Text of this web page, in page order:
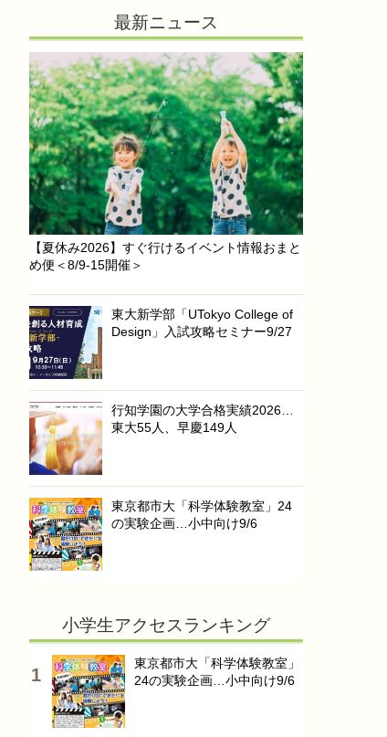
最新ニュース
【夏休み2026】すぐ行けるイベント情報おまと
め便＜8/9-15開催＞
東大新学部「UTokyo College of
Design」入試攻略セミナー9/27
行知学園の大学合格実績2026…
東大55人、早慶149人
東京都市大「科学体験教室」24
の実験企画…小中向け9/6
小学生アクセスランキング
東京都市大「科学体験教室」
24の実験企画…小中向け9/6